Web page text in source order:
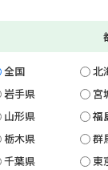
全国 北
岩手県
宮
山形県
福
栃木県
群
千葉県
東